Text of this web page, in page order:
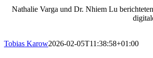
Nathalie Varga und Dr. Nhiem Lu
Tobias Karow2026-02-05T11:38:58+01:00